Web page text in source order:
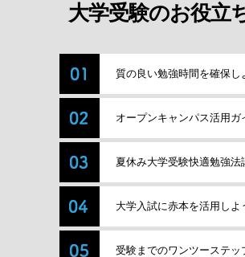
大学受験のお役立
質の良い勉強時間を確保し
オープンキャンパス活用ガ
夏休み大学受験快適勉強法
大学入試に赤本を活用しよ
受験までのワンツーステッ